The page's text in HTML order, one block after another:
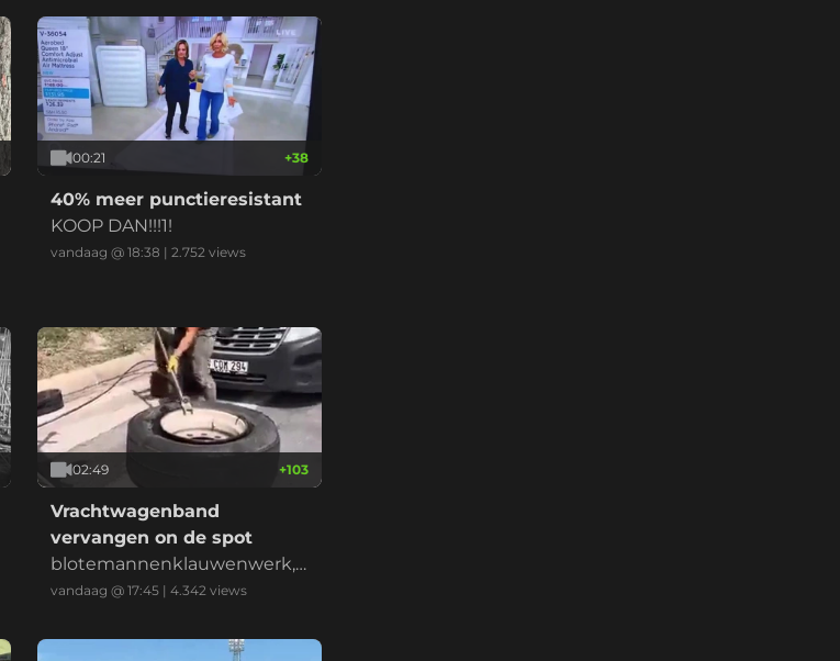
00:21 +38
40% meer punctieresistant
KOOP DAN!!!1!
vandaag @ 18:38 |2.752 views
02:49 +103
Vrachtwagenband
vervangen on de spot
blotemannenklauwenwerk,
met handschoenen
vandaag @ 17:45 |4.342 views